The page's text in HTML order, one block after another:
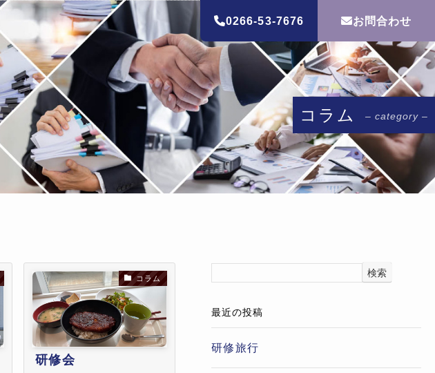
コラム – category –
ホーム コラム
コラム
研修会
検索
最近の投稿
研修旅行
0266-53-7676 お問合わせ